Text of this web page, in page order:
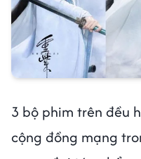
3 bộ phim trên đều
cộng đồng mạng